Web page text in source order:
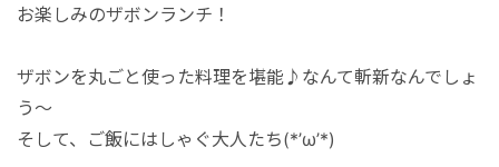
お楽しみのザボンランチ！
ザボンを丸ごと使った料理を堪能♪なんて斬新なんでしょ
う～
そして、ご飯にはしゃぐ大人たち(*’ω’*)